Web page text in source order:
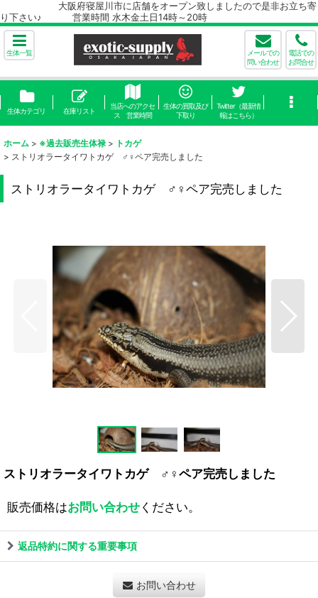
大阪府寝屋川市に店舗をオープン致しましたので是非お立ち寄
り下さい♪ 営業時間 水木金土日14時～20時
生体一覧
メールでの
問い合わせ
電話での
お問合せ
生体カテゴリ 在庫リスト
当店へのアクセ
ス 営業時間
生体の買取及び
下取り
Twitter（最新情
報はこちら）
ホーム > ※過去販売生体禄 > トカゲ
> ストリオラータイワトカゲ ♂♀ペア完売しました
ストリオラータイワトカゲ ♂♀ペア完売しました
ストリオラータイワトカゲ ♂♀ペア完売しました
販売価格はお問い合わせください。
返品特約に関する重要事項
お問い合わせ